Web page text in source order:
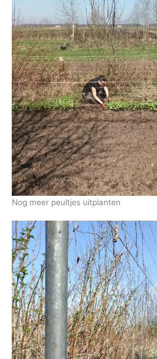
Nog meer peultjes uitplanten